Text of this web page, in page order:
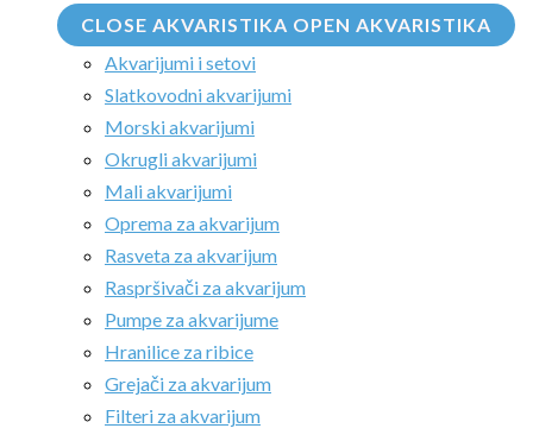
CLOSE AKVARISTIKA OPEN AKVARISTIKA
Akvarijumi i setovi
Slatkovodni akvarijumi
Morski akvarijumi
Okrugli akvarijumi
Mali akvarijumi
Oprema za akvarijum
Rasveta za akvarijum
Raspršivači za akvarijum
Pumpe za akvarijume
Hranilice za ribice
Grejači za akvarijum
Filteri za akvarijum